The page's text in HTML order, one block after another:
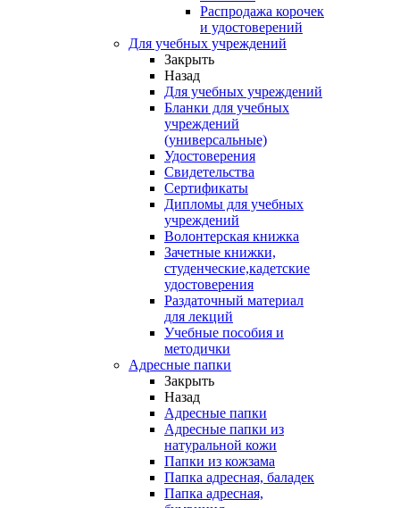
Распродажа корочек
и удостоверений
Для учебных учреждений
Закрыть
Назад
Для учебных учреждений
Бланки для учебных
учреждений
(универсальные)
Удостоверения
Свидетельства
Сертификаты
Дипломы для учебных
учреждений
Волонтерская книжка
Зачетные книжки,
студенческие,кадетские
удостоверения
Раздаточный материал
для лекций
Учебные пособия и
методички
Адресные папки
Закрыть
Назад
Адресные папки
Адресные папки из
натуральной кожи
Папки из кожзама
Папка адресная, баладек
Папка адресная,